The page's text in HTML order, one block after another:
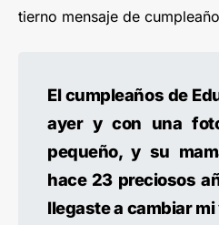
tierno mensaje de
El cumpleaños de
ayer y con una
pequeño, y su
hace 23 preciosos
llegaste a cambiar